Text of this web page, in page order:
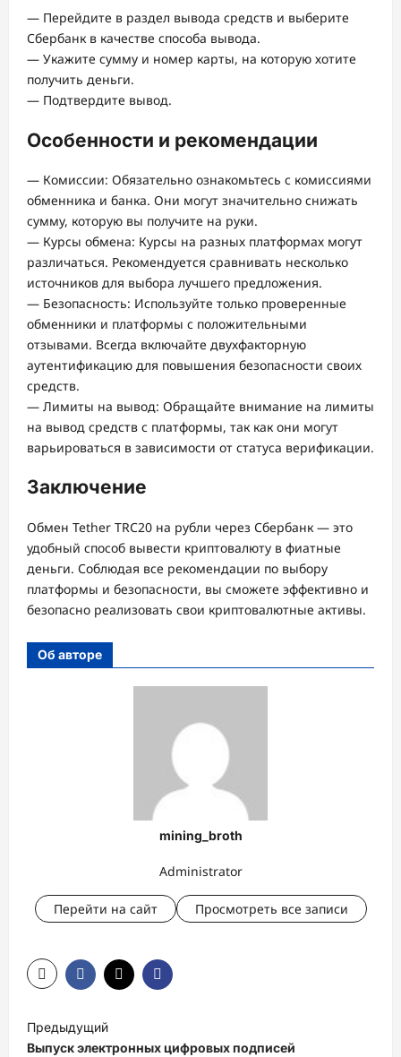
— Перейдите в раздел вывода средств и выберите
Сбербанк в качестве способа вывода.
— Укажите сумму и номер карты, на которую хотите
получить деньги.
— Подтвердите вывод.
Особенности и рекомендации
— Комиссии: Обязательно ознакомьтесь с комиссиями
обменника и банка. Они могут значительно снижать
сумму, которую вы получите на руки.
— Курсы обмена: Курсы на разных платформах могут
различаться. Рекомендуется сравнивать несколько
источников для выбора лучшего предложения.
— Безопасность: Используйте только проверенные
обменники и платформы с положительными
отзывами. Всегда включайте двухфакторную
аутентификацию для повышения безопасности своих
средств.
— Лимиты на вывод: Обращайте внимание на лимиты
на вывод средств с платформы, так как они могут
варьироваться в зависимости от статуса верификации.
Заключение
Обмен Tether TRC20 на рубли через Сбербанк — это
удобный способ вывести криптовалюту в фиатные
деньги. Соблюдая все рекомендации по выбору
платформы и безопасности, вы сможете эффективно и
безопасно реализовать свои криптовалютные активы.
Об авторе
mining_broth
Administrator
Перейти на сайт Просмотреть все записи
Н
а
Предыдущий
Выпуск электронных цифровых подписей